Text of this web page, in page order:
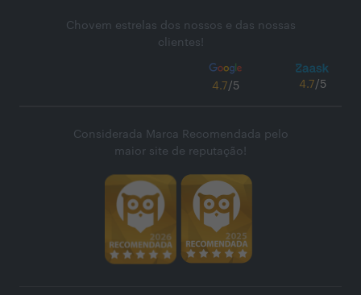
Chovem estrelas dos nossos e das nossas
clientes!
4.7/5 4.7/5
Considerada Marca Recomendada pelo
maior site de reputação!